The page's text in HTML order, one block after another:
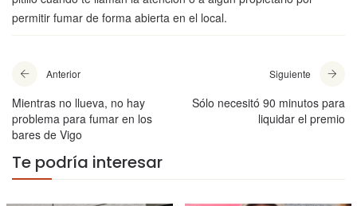
permitir fumar de forma abierta en el local.
Anterior
Mientras no llueva, no hay
problema para fumar en los
bares de Vigo
Siguiente
Sólo necesitó 90 minutos para
liquidar el premio
Te podría interesar